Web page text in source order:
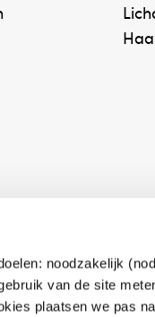
noodzakelijk
van de site
plaatsen we pas
Online
zorg, ⁠ook